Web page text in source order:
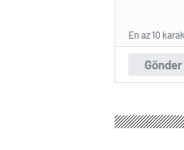
Gönder
En az 10